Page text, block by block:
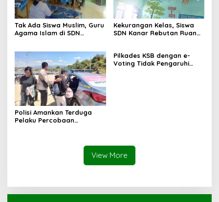
Tak Ada Siswa Muslim, Guru
Agama Islam di SDN
Kekurangan Kelas, Siswa
SDN Kanar Rebutan Ruang
Polisi Amankan Terduga
Pelaku Percobaan
Pilkades KSB dengan e-
Voting Tidak Pengaruhi
View More